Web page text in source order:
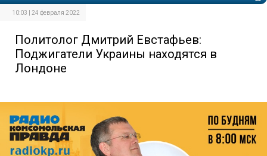
10:03 | 24 февраля 2022
Политолог Дмитрий Евстафьев:
Поджигатели Украины находятся в
Лондоне